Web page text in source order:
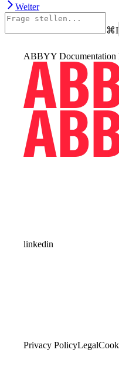
Weiter
⌘I
ABBYY Documentation
linkedin
Privacy PolicyLegal